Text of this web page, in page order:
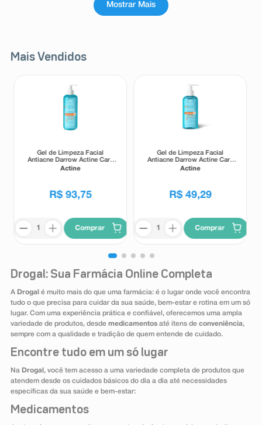
Mostrar Mais
Mais Vendidos
Gel de Limpeza Facial
Antiacne Darrow Actine Care
Alta Tolerância 400g
Actine
R$ 93,75
Comprar
Gel de Limpeza Facial
Antiacne Darrow Actine Care
Alta Tolerância 140g
Actine
R$ 49,29
Comprar
Drogal: Sua Farmácia Online Completa
A Drogal é muito mais do que uma farmácia: é o lugar onde você encontra
tudo o que precisa para cuidar da sua saúde, bem-estar e rotina em um só
lugar. Com uma experiência prática e confiável, oferecemos uma ampla
variedade de produtos, desde medicamentosaté itens de conveniência,
sempre com a qualidade e tradição de quem entende de cuidado.
Encontre tudo em um só lugar
Na Drogal , você tem acesso a uma variedade completa de produtos que
atendem desde os cuidados básicos do dia a dia até necessidades
específicas da sua saúde e bem-estar:
Medicamentos